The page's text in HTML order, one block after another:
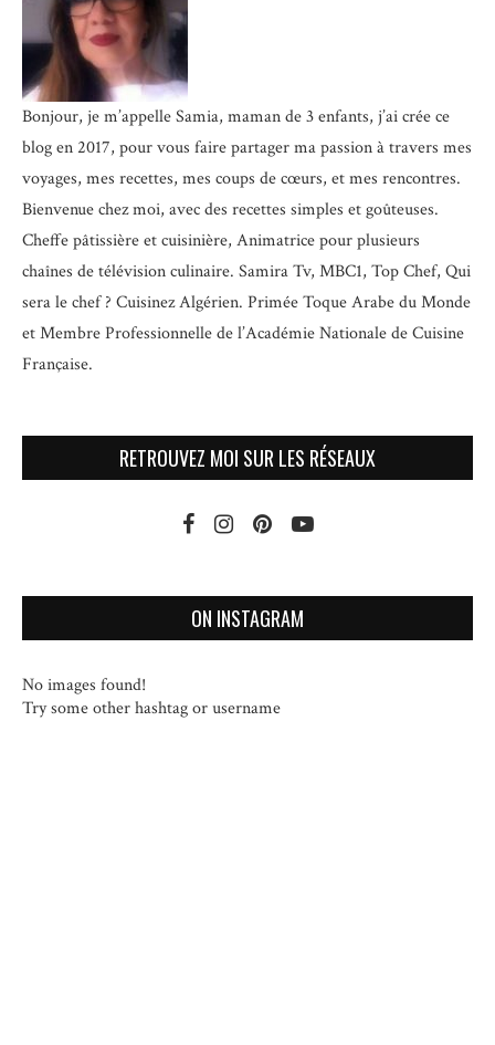
Bonjour, je m’appelle Samia, maman de 3 enfants, j’ai crée ce
blog en 2017, pour vous faire partager ma passion à travers mes
voyages, mes recettes, mes coups de cœurs, et mes rencontres.
Bienvenue chez moi, avec des recettes simples et goûteuses.
Cheffe pâtissière et cuisinière, Animatrice pour plusieurs
chaînes de télévision culinaire. Samira Tv, MBC1, Top Chef, Qui
sera le chef ? Cuisinez Algérien. Primée Toque Arabe du Monde
etMembre Professionnelle de l’Académie Nationale de Cuisine
Française.
RETROUVEZ MOI SUR LES RÉSEAUX
ON INSTAGRAM
No images found!
Try some other hashtag or username